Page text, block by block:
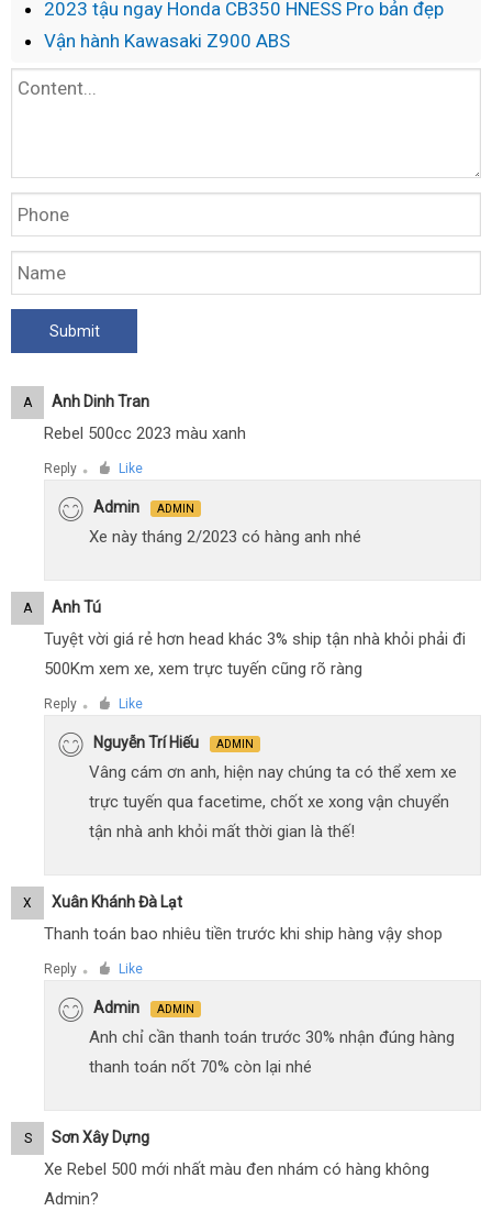
2023 tậu ngay Honda CB350 HNESS Pro bản đẹp
Vận hành Kawasaki Z900 ABS
A Anh Dinh Tran
Rebel 500cc 2023 màu xanh
Reply ● Like
Admin ADMIN
Xe này tháng 2/2023 có hàng anh nhé
A Anh Tú
Tuyệt vời giá rẻ hơn head khác 3% ship tận nhà khỏi phải đi
500Km xem xe, xem trực tuyến cũng rõ ràng
Reply ● Like
Nguyễn Trí Hiếu ADMIN
Vâng cám ơn anh, hiện nay chúng ta có thể xem xe
trực tuyến qua facetime, chốt xe xong vận chuyển
tận nhà anh khỏi mất thời gian là thế!
X Xuân Khánh Đà Lạt
Thanh toán bao nhiêu tiền trước khi ship hàng vậy shop
Reply ● Like
Admin ADMIN
Anh chỉ cần thanh toán trước 30% nhận đúng hàng
thanh toán nốt 70% còn lại nhé
S Sơn Xây Dựng
Xe Rebel 500 mới nhất màu đen nhám có hàng không
Admin?